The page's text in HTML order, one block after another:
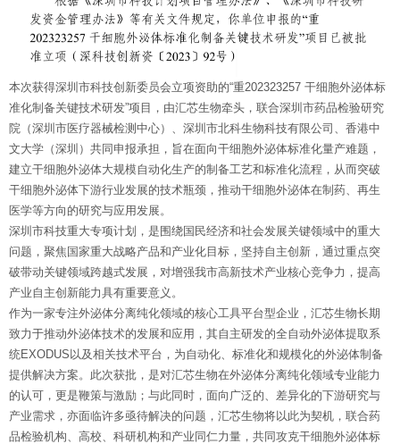
本次获得深圳市科技创新委员会立项资助的“重202323257 干细胞外泌体标
准化制备关键技术研发”项目，由汇芯生物牵头，联合深圳市药品检验研究
院（深圳市医疗器械检测中心）、深圳市北科生物科技有限公司、香港中
文大学（深圳）共同申报承担，旨在面向干细胞外泌体标准化量产难题，
建立干细胞外泌体大规模自动化生产的制备工艺和标准化流程，从而突破
干细胞外泌体下游行业发展的技术瓶颈，推动干细胞外泌体在制药、再生
医学等方向的研究与应用发展。
深圳市科技重大专项计划，是围绕国民经济和社会发展关键领域中的重大
问题，聚焦国家重大战略产品和产业化目标，坚持自主创新，通过重点突
破带动关键领域跨越式发展，对增强我市高新技术产业核心竞争力，提高
产业自主创新能力具有重要意义。
作为一家专注外泌体分离纯化领域的核心工具平台型企业，汇芯生物长期
致力于推动外泌体技术的发展和应用，其自主研发的全自动外泌体提取系
统EXODUS以及相关技术平台，为自动化、标准化和规模化的外泌体制备
提供解决方案。此次获批，是对汇芯生物在外泌体分离纯化领域专业能力
的认可，更是鞭策与激励；与此同时，面向广泛的、差异化的下游研究与
产业需求，亦面临许多亟待解决的问题，汇芯生物将以此为契机，联合药
品检验机构、高校、科研机构和产业同仁力量，共同攻克干细胞外泌体标